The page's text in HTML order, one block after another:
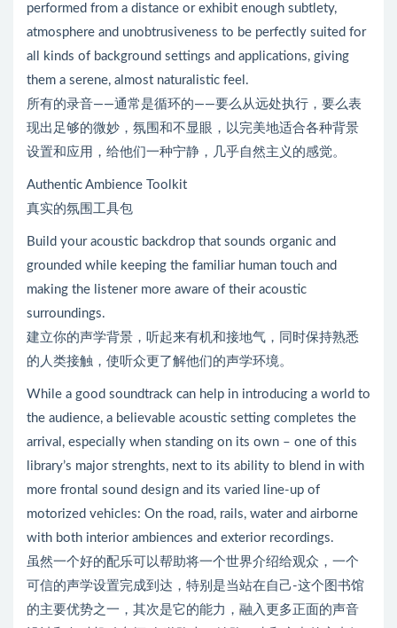
performed from a distance or exhibit enough subtlety,
atmosphere and unobtrusiveness to be perfectly suited for
all kinds of background settings and applications, giving
them a serene, almost naturalistic feel.
所有的录音——通常是循环的——要么从远处执行，要么表
现出足够的微妙，氛围和不显眼，以完美地适合各种背景
设置和应用，给他们一种宁静，几乎自然主义的感觉。
Authentic Ambience Toolkit
真实的氛围工具包
Build your acoustic backdrop that sounds organic and
grounded while keeping the familiar human touch and
making the listener more aware of their acoustic
surroundings.
建立你的声学背景，听起来有机和接地气，同时保持熟悉
的人类接触，使听众更了解他们的声学环境。
While a good soundtrack can help in introducing a world to
the audience, a believable acoustic setting completes the
arrival, especially when standing on its own – one of this
library’s major strenghts, next to its ability to blend in with
more frontal sound design and its varied line-up of
motorized vehicles: On the road, rails, water and airborne
with both interior ambiences and exterior recordings.
虽然一个好的配乐可以帮助将一个世界介绍给观众，一个
可信的声学设置完成到达，特别是当站在自己-这个图书馆
的主要优势之一，其次是它的能力，融入更多正面的声音